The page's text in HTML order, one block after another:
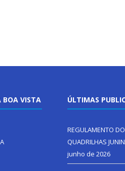
BOA VISTA ÚLTIMAS
REGULAMENTO
QUADRILHAS
junho de 2026